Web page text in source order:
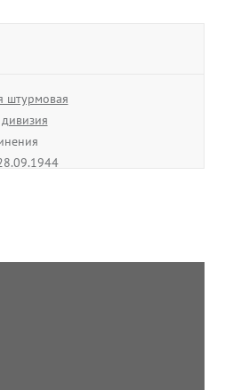
штурмовая